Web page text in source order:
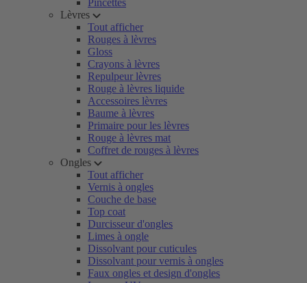
Pincettes
Lèvres
Tout afficher
Rouges à lèvres
Gloss
Crayons à lèvres
Repulpeur lèvres
Rouge à lèvres liquide
Accessoires lèvres
Baume à lèvres
Primaire pour les lèvres
Rouge à lèvres mat
Coffret de rouges à lèvres
Ongles
Tout afficher
Vernis à ongles
Couche de base
Top coat
Durcisseur d'ongles
Limes à ongle
Dissolvant pour cuticules
Dissolvant pour vernis à ongles
Faux ongles et design d'ongles